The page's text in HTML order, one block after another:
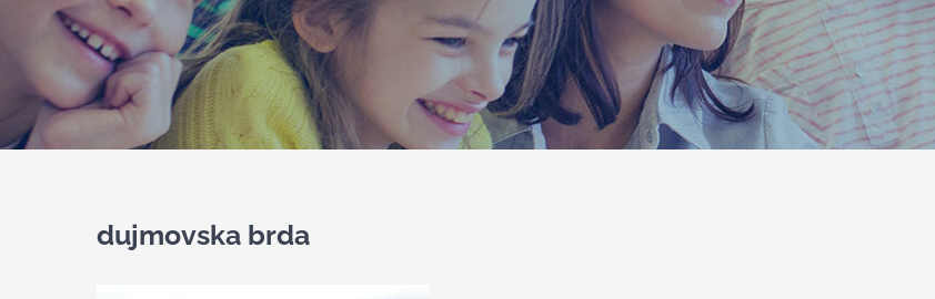
dujmovska brda